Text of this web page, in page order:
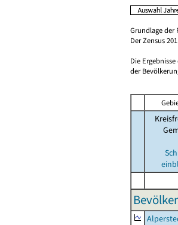
Grundlage der
Der Zensus
Die
der